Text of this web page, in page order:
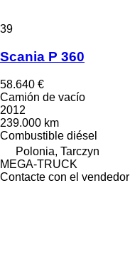
39
Scania P 360
58.640 €
Camión de vacío
2012
239.000 km
Combustible diésel
Polonia, Tarczyn
MEGA-TRUCK
Contacte con el vendedor